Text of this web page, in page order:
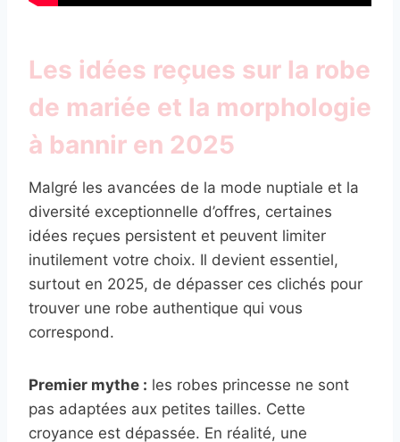
Les idées reçues sur la robe
de mariée et la morphologie
à bannir en 2025
Malgré les avancées de la mode nuptiale et la
diversité exceptionnelle d’offres, certaines
idées reçues persistent et peuvent limiter
inutilement votre choix. Il devient essentiel,
surtout en 2025, de dépasser ces clichés pour
trouver une robe authentique qui vous
correspond.
Premier mythe : les robes princesse ne sont
pas adaptées aux petites tailles. Cette
croyance est dépassée. En réalité, une